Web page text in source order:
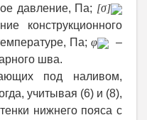
давление, Па; [σ]
конструкционного
Па; φ
–
шва.
под наливом,
учитывая (6) и (8),
нижнего пояса с